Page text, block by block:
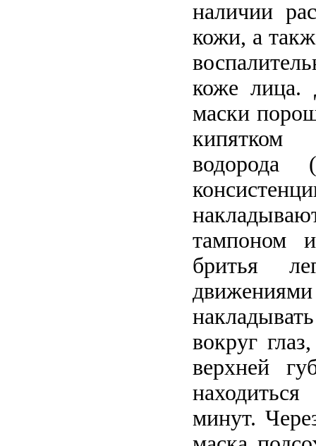
наличии
кожи, а
коже лица.
маски
водорода
тампоном
бритья
движениями
вокруг
верхней
минут.